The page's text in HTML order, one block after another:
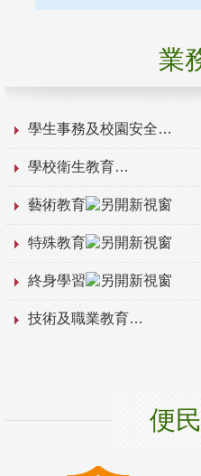
業
學生事務及校園安全
學校衛生教育
藝術教育
特殊教育
終身學習
技術及職業教育
便